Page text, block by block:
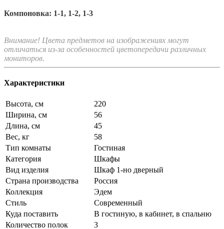
Компоновка: 1-1, 1-2, 1-3
Внимание! Цвета предметов на изображениях могут
отличаться из-за особенностей цветопередачи различных
мониторов.
Характеристики
Высота, см
220
Ширина, см
56
Длина, см
45
Вес, кг
58
Тип комнаты
Гостиная
Категория
Шкафы
Вид изделия
Шкаф 1-но дверный
Страна производства
Россия
Коллекция
Эдем
Стиль
Современный
Куда поставить
В гостиную, в кабинет, в спальню
Количество полок
3